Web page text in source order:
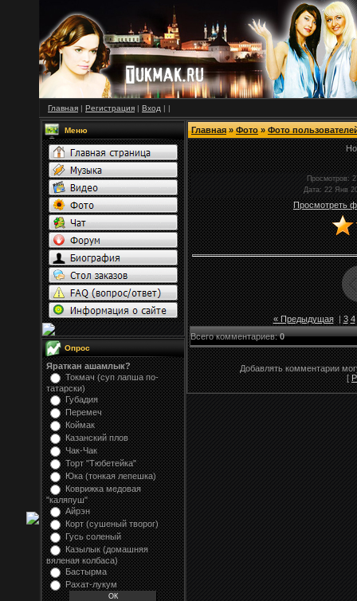
Главная | Регистрация | Вход | |
Меню
Опрос
Яраткан ашамлык?
Токмач (суп лапша по-
татарски)
Губадия
Перемеч
Коймак
Казанский плов
Чак-Чак
Торт "Тюбетейка"
Юка (тонкая лепешка)
Коврижка медовая
"каляпуш"
Айрэн
Корт (сушеный творог)
Гусь соленый
Казылык (домашняя
вяленая колбаса)
Бастырма
Рахат-лукум
Главная»Фото»Фото
Просмотров:
Дата: 22 Янв
Просмотреть
« Предыдущая|3 4
Всего комментариев:0
Добавлять комментарии
[